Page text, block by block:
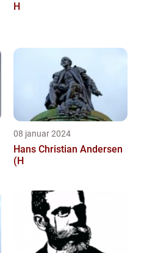
H
08 januar 2024
Hans Christian Andersen
(H